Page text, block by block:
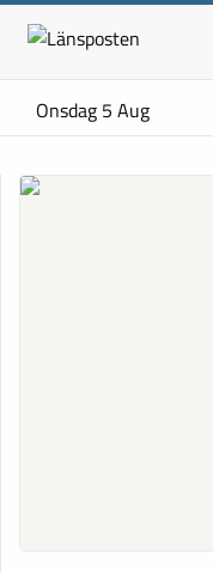
Onsdag 5 Aug